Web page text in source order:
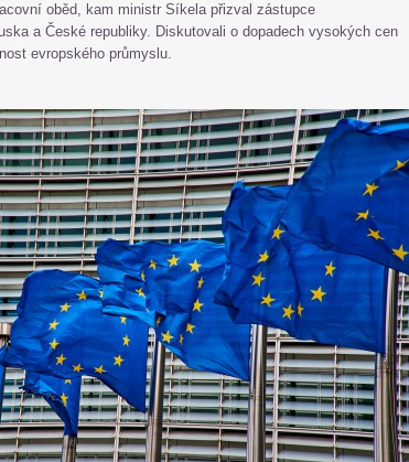
oběd, kam ministr Síkela přizval zástupce
a České republiky. Diskutovali o dopadech vysokých cen
evropského průmyslu.